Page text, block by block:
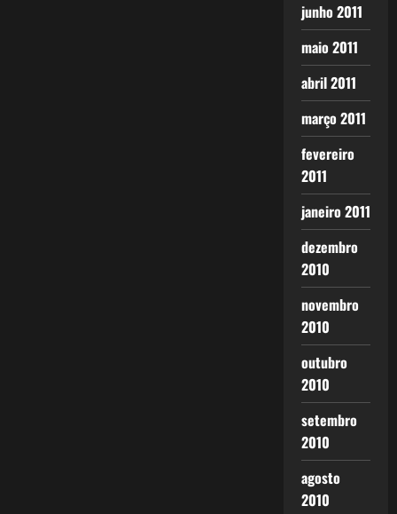
junho 2011
maio 2011
abril 2011
março 2011
fevereiro
2011
janeiro 2011
dezembro
2010
novembro
2010
outubro
2010
setembro
2010
agosto
2010